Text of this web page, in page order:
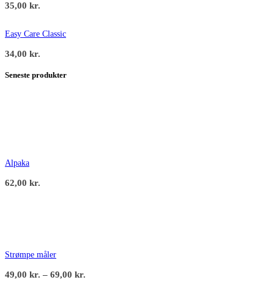
35,00 kr.
Easy Care Classic
34,00 kr.
Seneste produkter
Alpaka
62,00 kr.
Strømpe måler
49,00 kr. – 69,00 kr.